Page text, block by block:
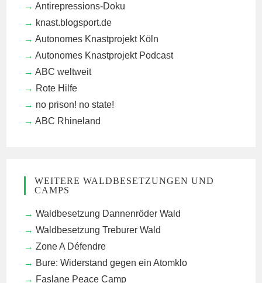
Antirepressions-Doku
knast.blogsport.de
Autonomes Knastprojekt Köln
Autonomes Knastprojekt Podcast
ABC weltweit
Rote Hilfe
no prison! no state!
ABC Rhineland
WEITERE WALDBESETZUNGEN UND
CAMPS
Waldbesetzung Dannenröder Wald
Waldbesetzung Treburer Wald
Zone A Défendre
Bure: Widerstand gegen ein Atomklo
Faslane Peace Camp